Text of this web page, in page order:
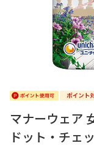
マナーウェア
ドット・チェ